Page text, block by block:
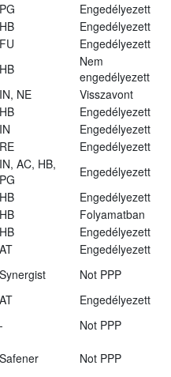
PG
Engedélyezett
HB
Engedélyezett
FU
Engedélyezett
HB
Nem
engedélyezett
IN, NE
Visszavont
HB
Engedélyezett
IN
Engedélyezett
RE
Engedélyezett
IN, AC, HB,
PG
Engedélyezett
HB
Engedélyezett
HB
Folyamatban
HB
Engedélyezett
AT
Engedélyezett
Synergist
Not PPP
AT
Engedélyezett
-
Not PPP
Safener
Not PPP